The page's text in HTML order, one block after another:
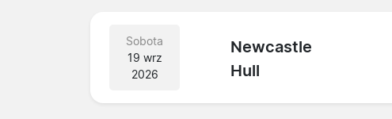
Sobota
19 wrz
2026
Newcastle
Hull